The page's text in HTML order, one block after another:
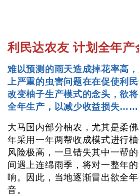
利民达农友 计划全年产
难以预测的雨天造成掉花率高
上严重的虫害问题在在促使利
改变柚子生产模式的念头，欲
全年生产，以减少收益损失……
大马国内部分柚农，尤其是柔
年采用一年两帮收成模式进行
风险极高，一旦错失其中一帮
间遇上连绵雨季，将对一整年
响。因此，当地逐渐冒出欲全
音。